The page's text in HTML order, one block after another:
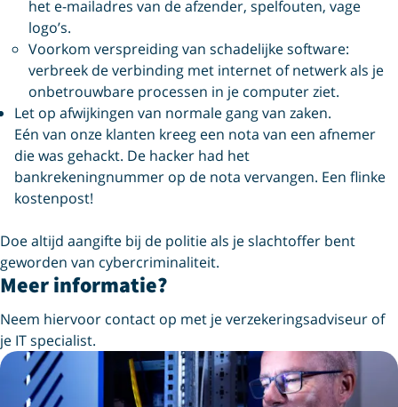
het e-mailadres van de afzender, spelfouten, vage
logo’s.
Voorkom verspreiding van schadelijke software:
verbreek de verbinding met internet of netwerk als je
onbetrouwbare processen in je computer ziet.
Let op afwijkingen van normale gang van zaken.
Eén van onze klanten kreeg een nota van een afnemer
die was gehackt. De hacker had het
bankrekeningnummer op de nota vervangen. Een flinke
kostenpost!
Doe altijd aangifte bij de politie als je slachtoffer bent
geworden van cybercriminaliteit.
Meer informatie?
Neem hiervoor contact op met je verzekeringsadviseur of
je IT specialist.